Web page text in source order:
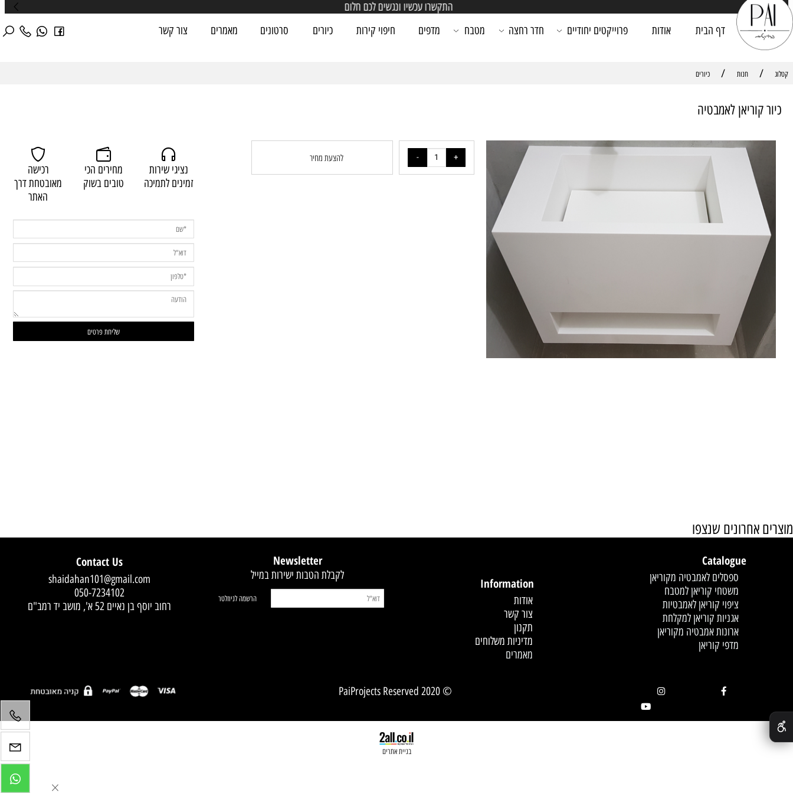
התקשרו עכשיו ונגשים לכם חלום
דף הבית אודות פרוייקטים יחודיים חדר רחצה מטבח מדפים חיפוי קירות כיורים סרטונים מאמרים צור קשר
חנות כיורים
לאמבטיה
להצעת מחיר
נציגי שירות
זמינים לתמיכה
מחירים הכי
טובים בשוק
רכישה
מאובטחת דרך
האתר
Catalogue
ספסלים לאמבטיה מקוריאן
משטחי קוריאן למטבח
ציפוי קוריאן לאמבטיות
אגניות קוריאן למקלחת
לחץ פעמיים לעריכת הטקסט
Information
צור קשר
Newsletter
Contact Us
shaidahan101@gmail.com
050-7234102
© 2020 PaiProjects Reserved